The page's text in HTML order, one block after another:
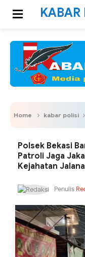
KABAR
Home kabar polisi
Polsek Bekasi
Patroli Jaga
Kejahatan
Penulis